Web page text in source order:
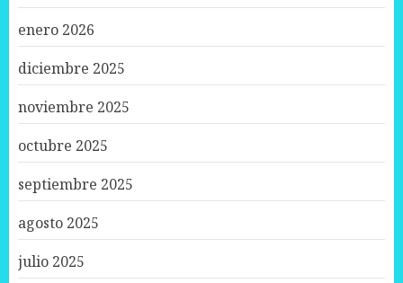
enero 2026
diciembre 2025
noviembre 2025
octubre 2025
septiembre 2025
agosto 2025
julio 2025